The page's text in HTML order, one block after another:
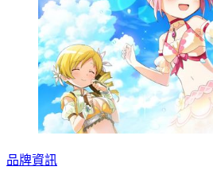
品牌資訊